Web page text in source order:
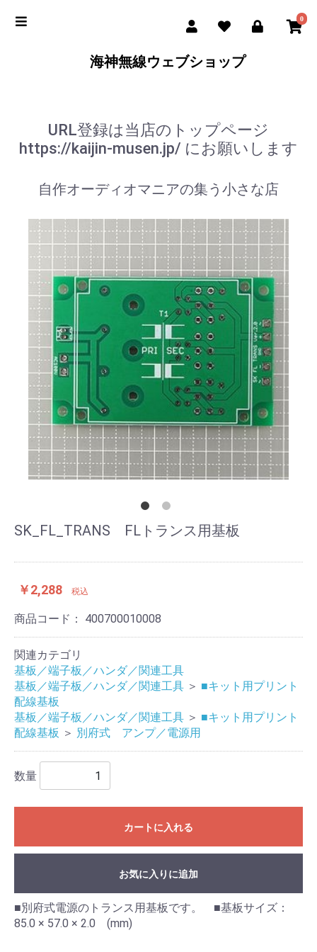
0
海神無線ウェブショップ
URL登録は当店のトップページ
https://kaijin-musen.jp/ にお願いします
自作オーディオマニアの集う小さな店
SK_FL_TRANS FLトランス用基板
￥2,288 税込
商品コード： 400700010008
関連カテゴリ
基板／端子板／ハンダ／関連工具
基板／端子板／ハンダ／関連工具 ＞ ■キット用プリント
配線基板
基板／端子板／ハンダ／関連工具 ＞ ■キット用プリント
配線基板 ＞ 別府式 アンプ／電源用
数量
カートに入れる
お気に入りに追加
■別府式電源のトランス用基板です。 ■基板サイズ：
85.0 × 57.0 × 2.0 (mm)